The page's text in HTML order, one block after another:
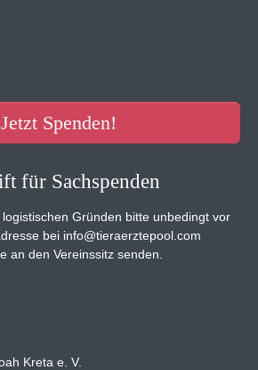
Jetzt Spenden!
für Sachspenden
Gründen bitte unbedingt vor
bei info@tieraerztepool.com
an den Vereinssitz senden.
Kreta e. V.